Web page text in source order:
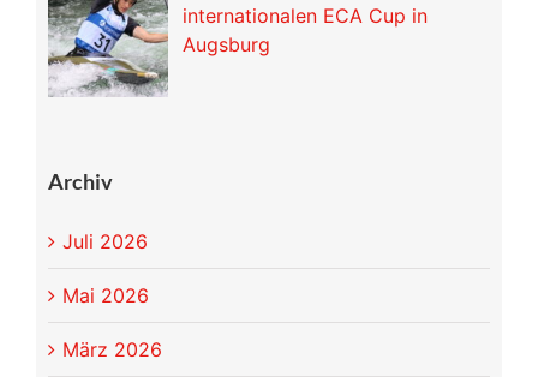
internationalen ECA Cup in
Augsburg
Archiv
Juli 2026
Mai 2026
März 2026